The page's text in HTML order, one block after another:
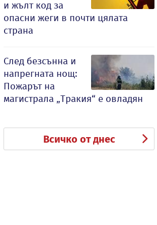
и жълт код за
опасни жеги в почти цялата
страна
След безсънна и
напрегната нощ:
Пожарът на
магистрала „Тракия“ е овладян
Всичко от днес